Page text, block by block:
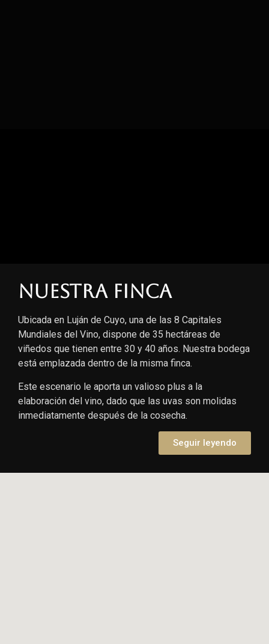
Nuestra finca
Ubicada en Luján de Cuyo, una de las 8 Capitales
Mundiales del Vino, dispone de 35 hectáreas de
viñedos que tienen entre 30 y 40 años. Nuestra bodega
está emplazada dentro de la misma finca.
Este escenario le aporta un valioso plus a la
elaboración del vino, dado que las uvas son molidas
inmediatamente después de la cosecha.
Seguir leyendo